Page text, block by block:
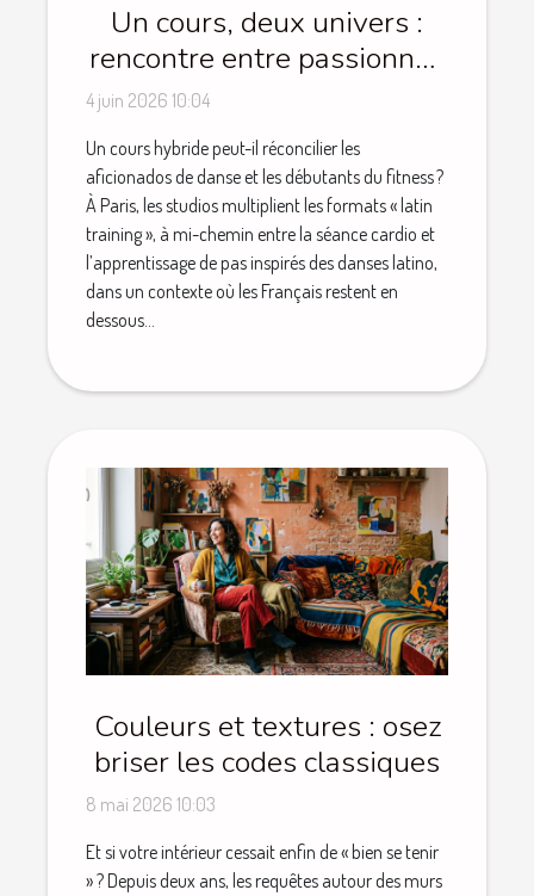
Un cours, deux univers :
rencontre entre passionnés
de danse et novices du
fitness
4 juin 2026 10:04
Un cours hybride peut-il réconcilier les
aficionados de danse et les débutants du fitness ?
À Paris, les studios multiplient les formats « latin
training », à mi-chemin entre la séance cardio et
l’apprentissage de pas inspirés des danses latino,
dans un contexte où les Français restent en
dessous...
Couleurs et textures : osez
briser les codes classiques
8 mai 2026 10:03
Et si votre intérieur cessait enfin de « bien se tenir
» ? Depuis deux ans, les requêtes autour des murs